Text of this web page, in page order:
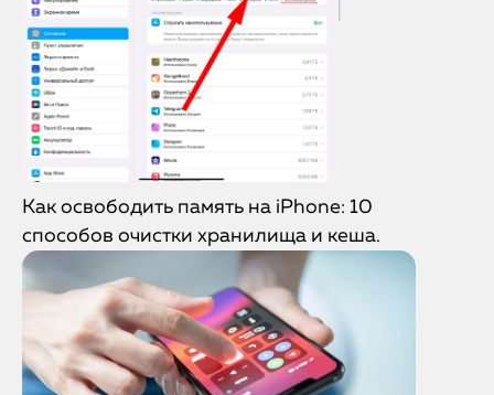
Как освободить память на iPhone: 10
способов очистки хранилища и кеша.